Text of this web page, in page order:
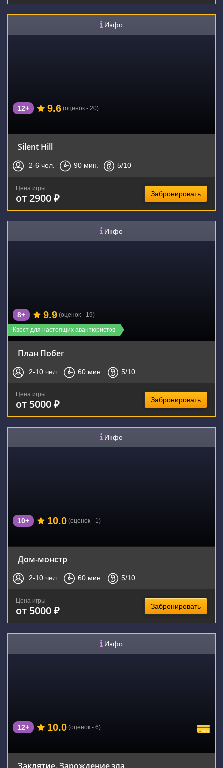
Инфо
12+ 9.6 (оценок - 20)
Silent Hill
2-6 чел. 90 мин. 5/10
Цена игры
от 2900 ₽ Забронировать
Инфо
Квест для настоящих авантюристов
8+ 9.9 (оценок - 19)
План Побег
2-10 чел. 60 мин. 5/10
Цена игры
от 5000 ₽ Забронировать
Инфо
10+ 10.0 (оценок - 1)
Дом-монстр
2-10 чел. 60 мин. 5/10
Цена игры
от 5000 ₽ Забронировать
Инфо
12+ 10.0 (оценок - 6)
Заклятие. Зарождение зла